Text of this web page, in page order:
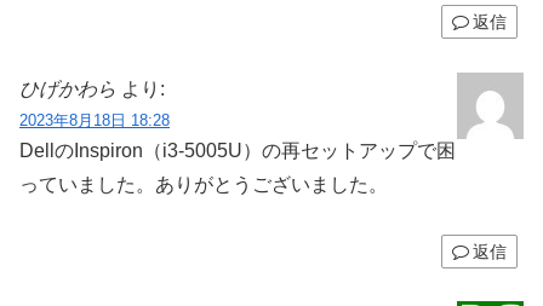
返信
ひげかわら より:
2023年8月18日 18:28
DellのInspiron（i3-5005U）の再セットアップで困
っていました。ありがとうございました。
返信